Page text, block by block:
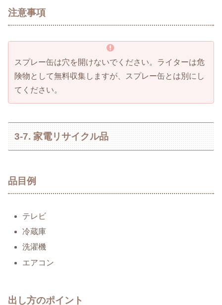
注意事項
スプレー缶は穴を開けないでください。ライターは危
険物として無料収集しますが、スプレー缶とは別にし
てください。
3-7. 家電リサイクル品
品目例
テレビ
冷蔵庫
洗濯機
エアコン
出し方のポイント